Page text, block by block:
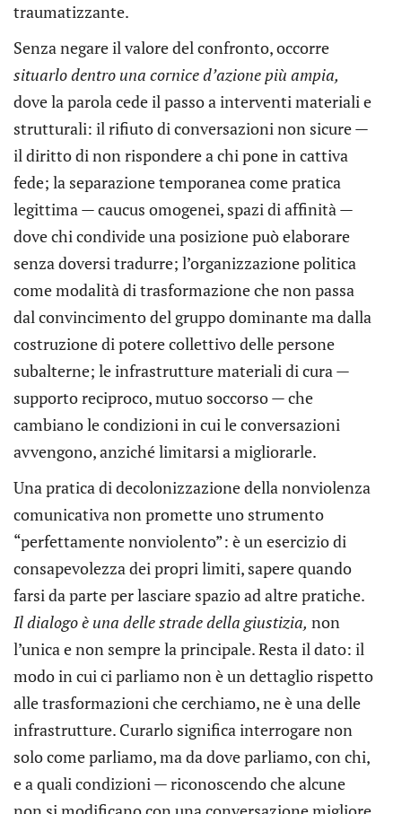
traumatizzante.
Senza negare il valore del confronto, occorre
situarlo dentro una cornice d’azione più ampia,
dove la parola cede il passo a interventi materiali e
strutturali: il rifiuto di conversazioni non sicure —
il diritto di non rispondere a chi pone in cattiva
fede; la separazione temporanea come pratica
legittima — caucus omogenei, spazi di affinità —
dove chi condivide una posizione può elaborare
senza doversi tradurre; l’organizzazione politica
come modalità di trasformazione che non passa
dal convincimento del gruppo dominante ma dalla
costruzione di potere collettivo delle persone
subalterne; le infrastrutture materiali di cura —
supporto reciproco, mutuo soccorso — che
cambiano le condizioni in cui le conversazioni
avvengono, anziché limitarsi a migliorarle.
Una pratica di decolonizzazione della nonviolenza
comunicativa non promette uno strumento
“perfettamente nonviolento”: è un esercizio di
consapevolezza dei propri limiti, sapere quando
farsi da parte per lasciare spazio ad altre pratiche.
Il dialogo è una delle strade della giustizia, non
l’unica e non sempre la principale. Resta il dato: il
modo in cui ci parliamo non è un dettaglio rispetto
alle trasformazioni che cerchiamo, ne è una delle
infrastrutture. Curarlo significa interrogare non
solo come parliamo, ma da dove parliamo, con chi,
e a quali condizioni — riconoscendo che alcune